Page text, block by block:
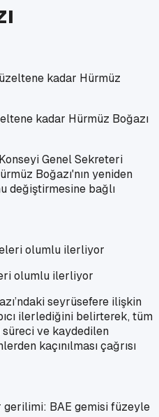
kadar Hürmüz Boğazı
Genel Sekreteri
Boğazı'nın yeniden
değiştirmesine bağlı
olumlu ilerliyor
seyrüsefere ilişkin
ilerlediğini belirterek, tüm
süreci ve kaydedilen
kaçınılması çağrısı